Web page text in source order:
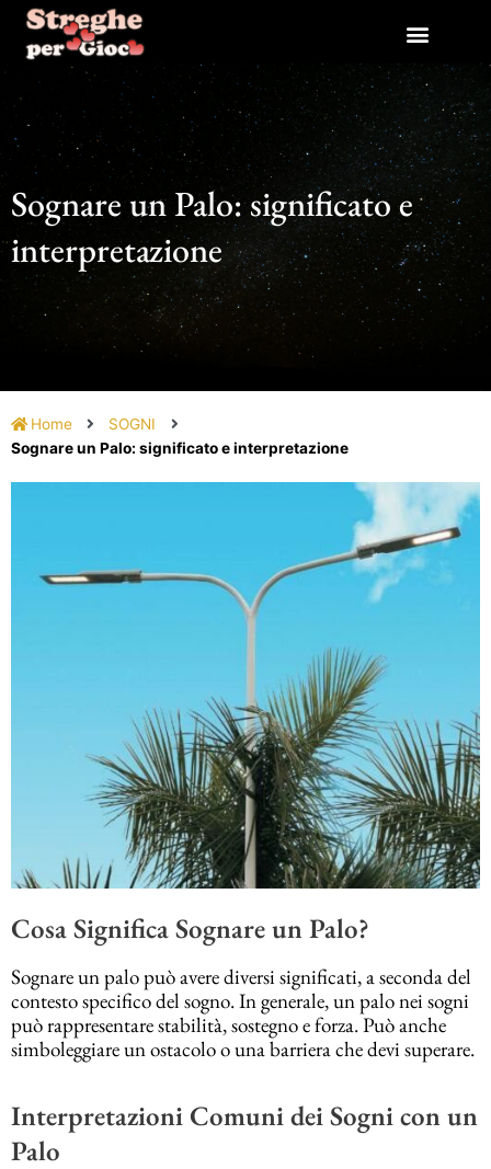
contenuto
Sognare un Palo: significato e
interpretazione
Home
SOGNI
Sognare un Palo: significato e interpretazione
Cosa Significa Sognare un Palo?
Sognare un palo può avere diversi significati, a seconda del
contesto specifico del sogno. In generale, un palo nei sogni
può rappresentare stabilità, sostegno e forza. Può anche
simboleggiare un ostacolo o una barriera che devi superare.
Interpretazioni Comuni dei Sogni con un
Palo